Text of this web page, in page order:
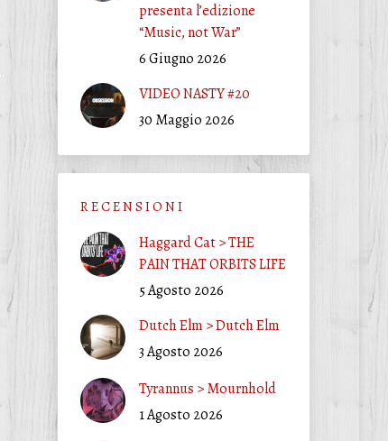
presenta l’edizione
“Music, not War”
6 Giugno 2026
VIDEO NASTY #20
30 Maggio 2026
R E C E N S I O N I
Haggard Cat > THE
PAIN THAT ORBITS LIFE
5 Agosto 2026
Dutch Elm > Dutch Elm
3 Agosto 2026
Tyrannus > Mournhold
1 Agosto 2026